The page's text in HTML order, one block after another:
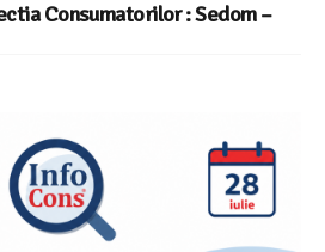
Consumatorilor : Sedom –